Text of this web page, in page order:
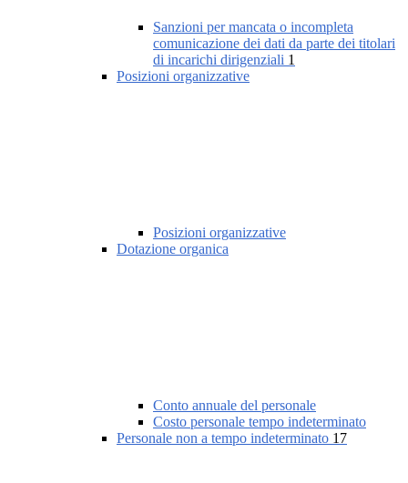
Sanzioni per mancata o incompleta
comunicazione dei dati da parte dei titolari
di incarichi dirigenziali 1
Posizioni organizzative
Posizioni organizzative
Dotazione organica
Conto annuale del personale
Costo personale tempo indeterminato
Personale non a tempo indeterminato 17